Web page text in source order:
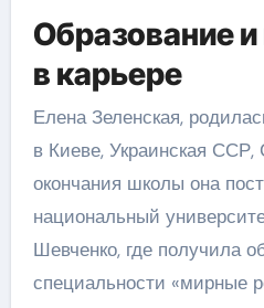
Образование
в карьере
Елена Зеленская,
в Киеве, Украинская
окончания школы она
национальный
Шевченко, где получила
специальности «мирные